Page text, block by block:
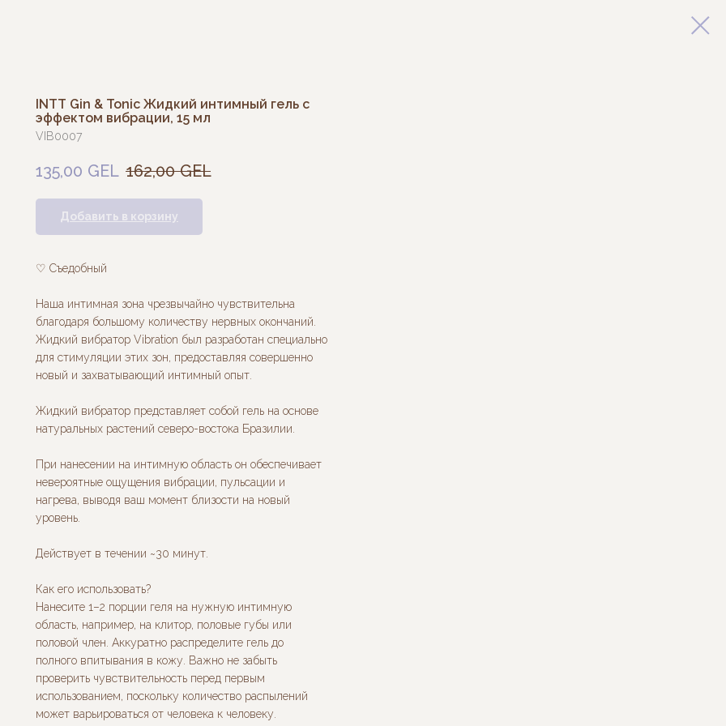
INTT Gin & Tonic Жидкий интимный гель с
эффектом вибрации, 15 мл
VIB0007
135,00 GEL 162,00 GEL
Добавить в корзину
♡ Съедобный
Наша интимная зона чрезвычайно чувствительна
благодаря большому количеству нервных окончаний.
Жидкий вибратор Vibration был разработан специально
для стимуляции этих зон, предоставляя совершенно
новый и захватывающий интимный опыт.
Жидкий вибратор представляет собой гель на основе
натуральных растений северо-востока Бразилии.
При нанесении на интимную область он обеспечивает
невероятные ощущения вибрации, пульсации и
нагрева, выводя ваш момент близости на новый
уровень.
Действует в течении ~30 минут.
Как его использовать?
Нанесите 1–2 порции геля на нужную интимную
область, например, на клитор, половые губы или
половой член. Аккуратно распределите гель до
полного впитывания в кожу. Важно не забыть
проверить чувствительность перед первым
использованием, поскольку количество распылений
может варьироваться от человека к человеку.